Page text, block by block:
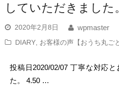
していただきました
2020年2月8日
wpmaster
DIARY お客様の声【おうち丸ご
投稿日2020/02/07 丁寧な対応
た。 4.50 …